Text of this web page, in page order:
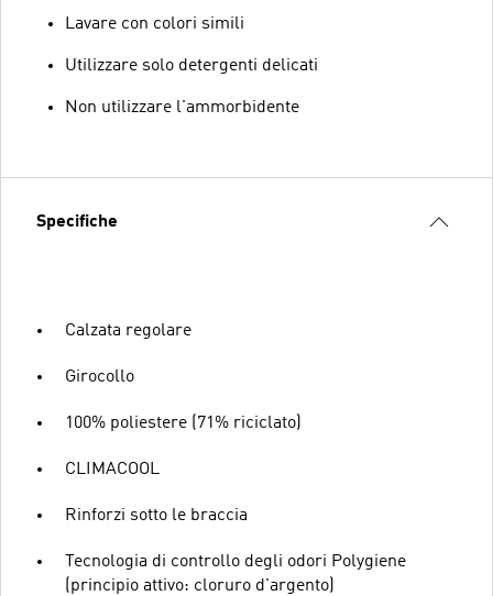
Lavare con colori simili
Utilizzare solo detergenti delicati
Non utilizzare l'ammorbidente
Specifiche
Calzata regolare
Girocollo
100% poliestere (71% riciclato)
CLIMACOOL
Rinforzi sotto le braccia
Tecnologia di controllo degli odori Polygiene
(principio attivo: cloruro d'argento)